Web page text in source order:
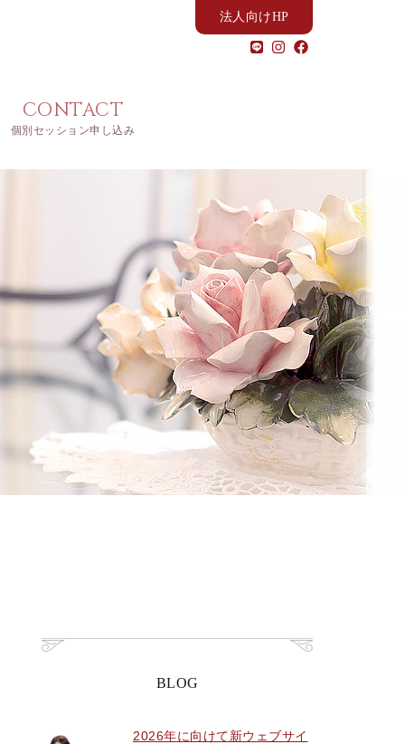
法人向けHP
CONTACT
個別セッション申し込み
BLOG
2026年に向けて新ウェブサイ